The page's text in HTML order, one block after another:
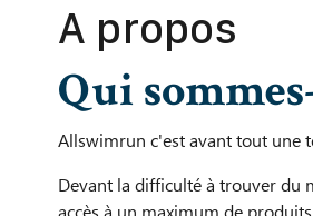
A propos
Qui
Allswimrun c'est avant tout une
Devant la difficulté à trouver du